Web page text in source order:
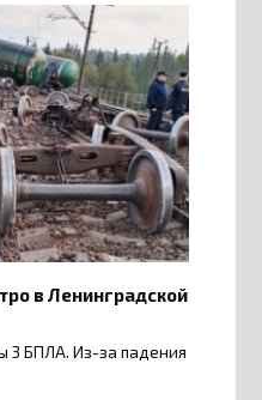
в Ленинградской
3 БПЛА. Из-за падения